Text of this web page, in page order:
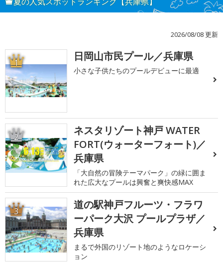
2026/08/08 更新
1 日岡山市民プール／兵庫県
小さな子供たちのプールデビューに最適
2
ネスタリゾート神戸 WATER
FORT(ウォーターフォート)／
兵庫県
「大自然の冒険テーマパーク」の緑に囲ま
れた広大なプールは興奮と爽快感MAX
3
道の駅神戸フルーツ・フラワ
ーパーク大沢 プールプラザ／
兵庫県
まるで外国のリゾート地のようなロケーシ
ョン